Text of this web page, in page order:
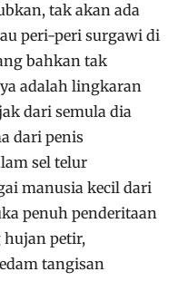
tak akan ada
peri-peri surgawi di
bahkan tak
adalah lingkaran
dari semula dia
dari penis
sel telur
manusia kecil dari
penuh penderitaan
hujan petir,
tangisan